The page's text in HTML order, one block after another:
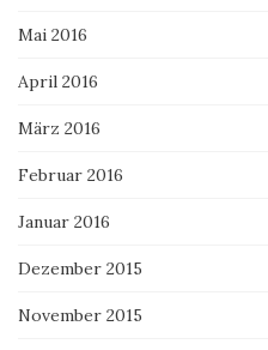
Mai 2016
April 2016
März 2016
Februar 2016
Januar 2016
Dezember 2015
November 2015